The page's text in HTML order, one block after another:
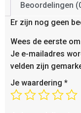
Beoordelingen
Er zijn nog geen
Wees de eerste
Je e-mailadres
velden zijn
Je waardering *